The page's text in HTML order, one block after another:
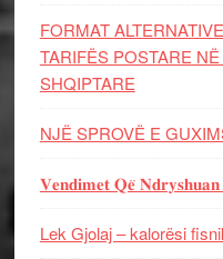
FORMAT
TARIFËS POSTARE
SHQIPTARE
NJË SPROVË E
𝐕𝐞𝐧𝐝𝐢𝐦𝐞𝐭 𝐐𝐞̈ 𝐍𝐝𝐫𝐲𝐬𝐡𝐮𝐚𝐧
Lek Gjolaj – kalorësi